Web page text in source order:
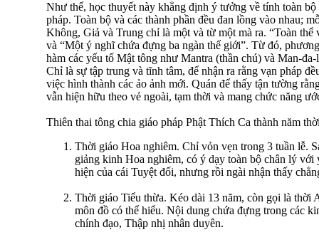
Như thế, học thuyết này khẳng định ý tưởng về tính toàn
pháp. Toàn bộ và các thành phần đều đan lồng vào nhau;
Không, Giả và Trung chỉ là một và từ một mà ra. “Toàn thể
và “Một ý nghĩ chứa đựng ba ngàn thế giới”. Từ đó,
hàm các yếu tố Mật tông như Mantra (thần chú) và Man-
Chỉ là sự tập trung và tĩnh tâm, để nhận ra rằng vạn pháp
việc hình thành các ảo ảnh mới. Quán để thấy tận tường
vẫn hiện hữu theo vẻ ngoài, tạm thời và mang chức năng
Thiên thai tông chia giáo pháp Phật Thích Ca thành năm
Thời giáo Hoa nghiêm. Chỉ vỏn vẹn trong 3 tuần lễ.
giảng kinh Hoa nghiêm, có ý dạy toàn bộ chân lý
hiện của cái Tuyệt đối, nhưng rồi ngài nhận thấy
Thời giáo Tiểu thừa. Kéo dài 13 năm, còn gọi là thời
môn đồ có thể hiểu. Nội dung chứa đựng trong các
chính đạo, Thập nhị nhân duyên.